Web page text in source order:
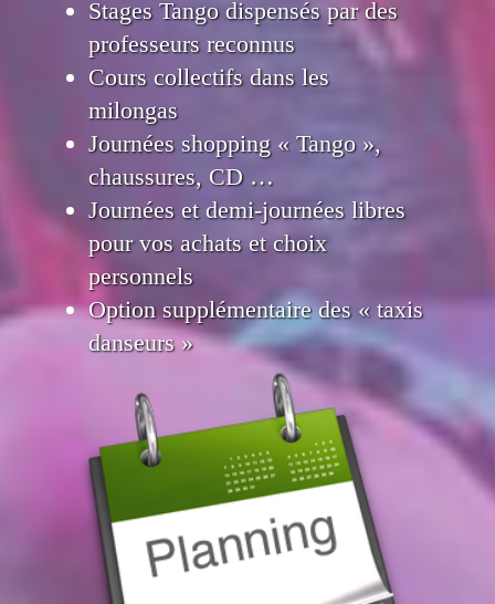
Stages Tango dispensés par des
professeurs reconnus
Cours collectifs dans les
milongas
Journées shopping « Tango »,
chaussures, CD …
Journées et demi-journées libres
pour vos achats et choix
personnels
Option supplémentaire des « taxis
danseurs »